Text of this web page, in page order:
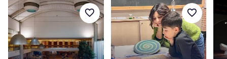
favorite_border favorite_border